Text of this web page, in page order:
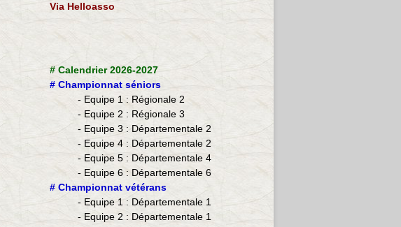
Via Helloasso
# Calendrier 2026-2027
# Championnat séniors
- Equipe 1 : Régionale 2
- Equipe 2 : Régionale 3
- Equipe 3 : Départementale 2
- Equipe 4 : Départementale 2
- Equipe 5 : Départementale 4
- Equipe 6 : Départementale 6
​# Championnat vétérans
- ​Equipe 1 : Départementale 1
- Equipe 2 : Départementale 1